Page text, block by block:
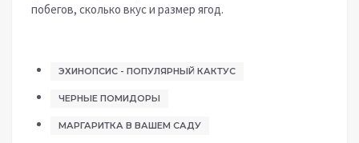
побегов, сколько вкус и размер ягод.
ЭХИНОПСИС - ПОПУЛЯРНЫЙ КАКТУС
ЧЕРНЫЕ ПОМИДОРЫ
МАРГАРИТКА В ВАШЕМ САДУ